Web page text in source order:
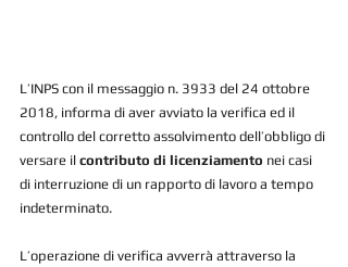
L’INPS con il messaggio n. 3933 del 24 ottobre
2018, informa di aver avviato la verifica ed il
controllo del corretto assolvimento dell’obbligo di
versare il contributo di licenziamento nei casi
di interruzione di un rapporto di lavoro a tempo
indeterminato.
L’operazione di verifica avverrà attraverso la